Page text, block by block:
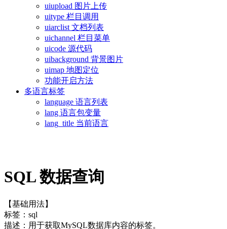
uiupload 图片上传
uitype 栏目调用
uiarclist 文档列表
uichannel 栏目菜单
uicode 源代码
uibackground 背景图片
uimap 地图定位
功能开启方法
多语言标签
language 语言列表
lang 语言包变量
lang_title 当前语言
SQL 数据查询
【基础用法】
标签：sql
描述：用于获取MySQL数据库内容的标签。